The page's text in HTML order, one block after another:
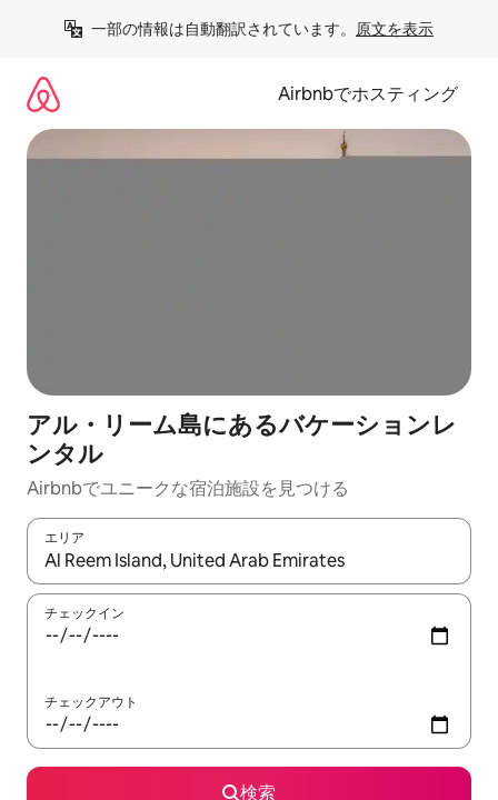
一部の情報は自動翻訳されています。 原文を表示
Airbnbでホスティング
アル・リーム島にあるバケーションレ
ンタル
Airbnbでユニークな宿泊施設を見つける
エリア
検索結果が表示されたら、上下の矢印キーを使って移動するか
チェックイン
チェックアウト
検索